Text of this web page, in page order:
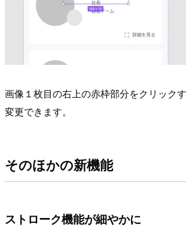
画像１枚目の右上の赤枠部分をクリック
変更できます。
そのほかの新機能
ストローク機能が細やかに